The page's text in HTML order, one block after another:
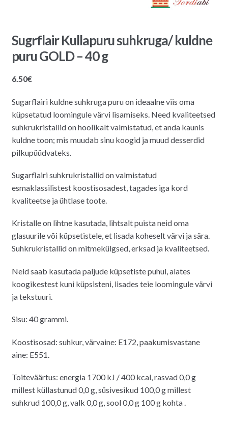
Sugrflair Kullapuru suhkruga/ kuldne
puru GOLD – 40 g
6.50€
Sugarflairi kuldne suhkruga puru on ideaalne viis oma
küpsetatud loomingule värvi lisamiseks. Need kvaliteetsed
suhkrukristallid on hoolikalt valmistatud, et anda kaunis
kuldne toon; mis muudab sinu koogid ja muud desserdid
pilkupüüdvateks.
Sugarflairi suhkrukristallid on valmistatud
esmaklassilistest koostisosadest, tagades iga kord
kvaliteetse ja ühtlase toote.
Kristalle on lihtne kasutada, lihtsalt puista neid oma
glasuurile või küpsetistele, et lisada koheselt värvi ja sära.
Suhkrukristallid on mitmekülgsed, erksad ja kvaliteetsed.
Neid saab kasutada paljude küpsetiste puhul, alates
koogikestest kuni küpsisteni, lisades teie loomingule värvi
ja tekstuuri.
Sisu: 40 grammi.
Koostisosad: suhkur, värvaine: E172, paakumisvastane
aine: E551.
Toiteväärtus: energia 1700 kJ / 400 kcal, rasvad 0,0 g
millest küllastunud 0,0 g, süsivesikud 100,0 g millest
suhkrud 100,0 g, valk 0,0 g, sool 0,0 g 100 g kohta .